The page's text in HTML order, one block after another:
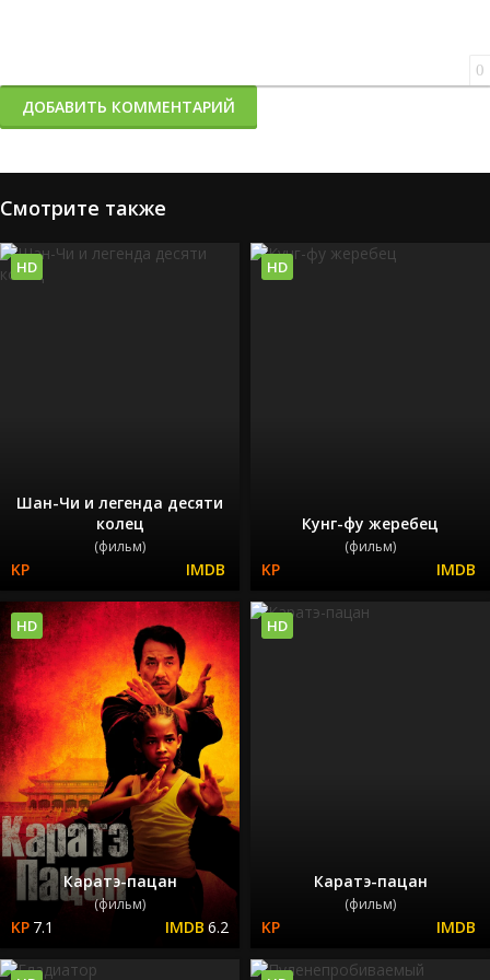
0
ДОБАВИТЬ КОММЕНТАРИЙ
Смотрите также
Шан-Чи и легенда десяти
колец
(фильм)
HD
Кунг-фу жеребец
(фильм)
HD
Каратэ-пацан
(фильм)
7.1 6.2
HD
Каратэ-пацан
(фильм)
HD